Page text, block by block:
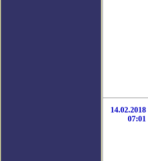
14.02.2018
07:01